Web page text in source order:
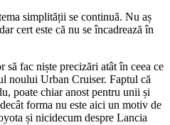
simplității se continuă. Nu aș
cert este că nu se încadrează în
să fac niște precizări atât în ceea ce
noului Urban Cruiser. Faptul că
poate chiar anost pentru unii și
forma nu este aici un motiv de
și nicidecum despre Lancia